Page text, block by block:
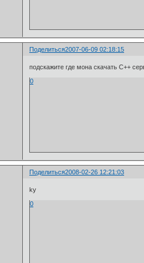
Поделиться2007-06-09 02:18:15
подскажите где мона скачать С++
0
Поделиться2008-02-26 12:21:03
ky
0